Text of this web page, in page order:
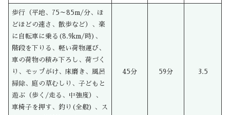
歩行（平地、75～85m/分、ほ
どほどの速さ、散歩など）、楽
に自転車に乗る(8.9km/時)、
階段を下りる、軽い荷物運び、
車の荷物の積み下ろし、荷づく
り、モップがけ、床磨き、風呂
掃除、庭の草むしり、子どもと
遊ぶ（歩く/走る、中強度）、
車椅子を押す、釣り(全般) 、ス
45分 59分 3.5